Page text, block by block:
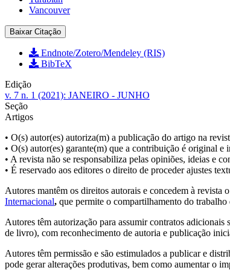
Vancouver
Baixar Citação
Endnote/Zotero/Mendeley (RIS)
BibTeX
Edição
v. 7 n. 1 (2021): JANEIRO - JUNHO
Seção
Artigos
• O(s) autor(es) autoriza(m) a publicação do artigo na
• O(s) autor(es) garante(m) que a contribuição é original e
• A revista não se responsabiliza pelas opiniões, ideias e
• É reservado aos editores o direito de proceder ajustes
Autores mantêm os direitos autorais e concedem à
Internacional, que permite o compartilhamento do
Autores têm autorização para assumir contratos
de livro), com reconhecimento de autoria e publicação
Autores têm permissão e são estimulados a publicar e
pode gerar alterações produtivas, bem como aumentar o